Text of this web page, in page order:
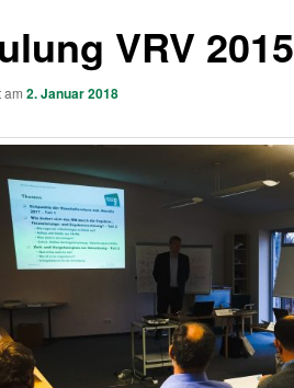
VRV 2015
am2. Januar 2018